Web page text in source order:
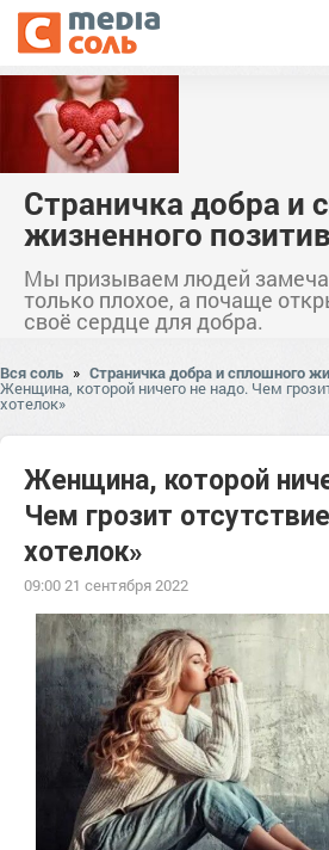
Страничка добра и
жизненного
Мы призываем людей
только плохое, а почаще
своё сердце для добра.
Вся соль » Страничка добра и сплошного
Женщина, которой ничего не надо. Чем
хотелок»
Женщина, которой
Чем грозит
хотелок»
09:00 21 сентября 2022